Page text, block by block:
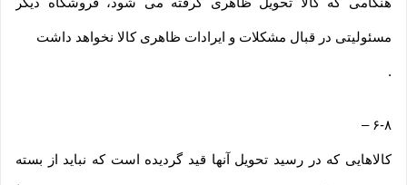
مسئولیتی در قبال مشکلات و ایرادات ظاهری کالا نخواهد داشت
.
۶-۸ –
کالاهایی که در رسید تحویل آنها قید گردیده است که نباید از بسته